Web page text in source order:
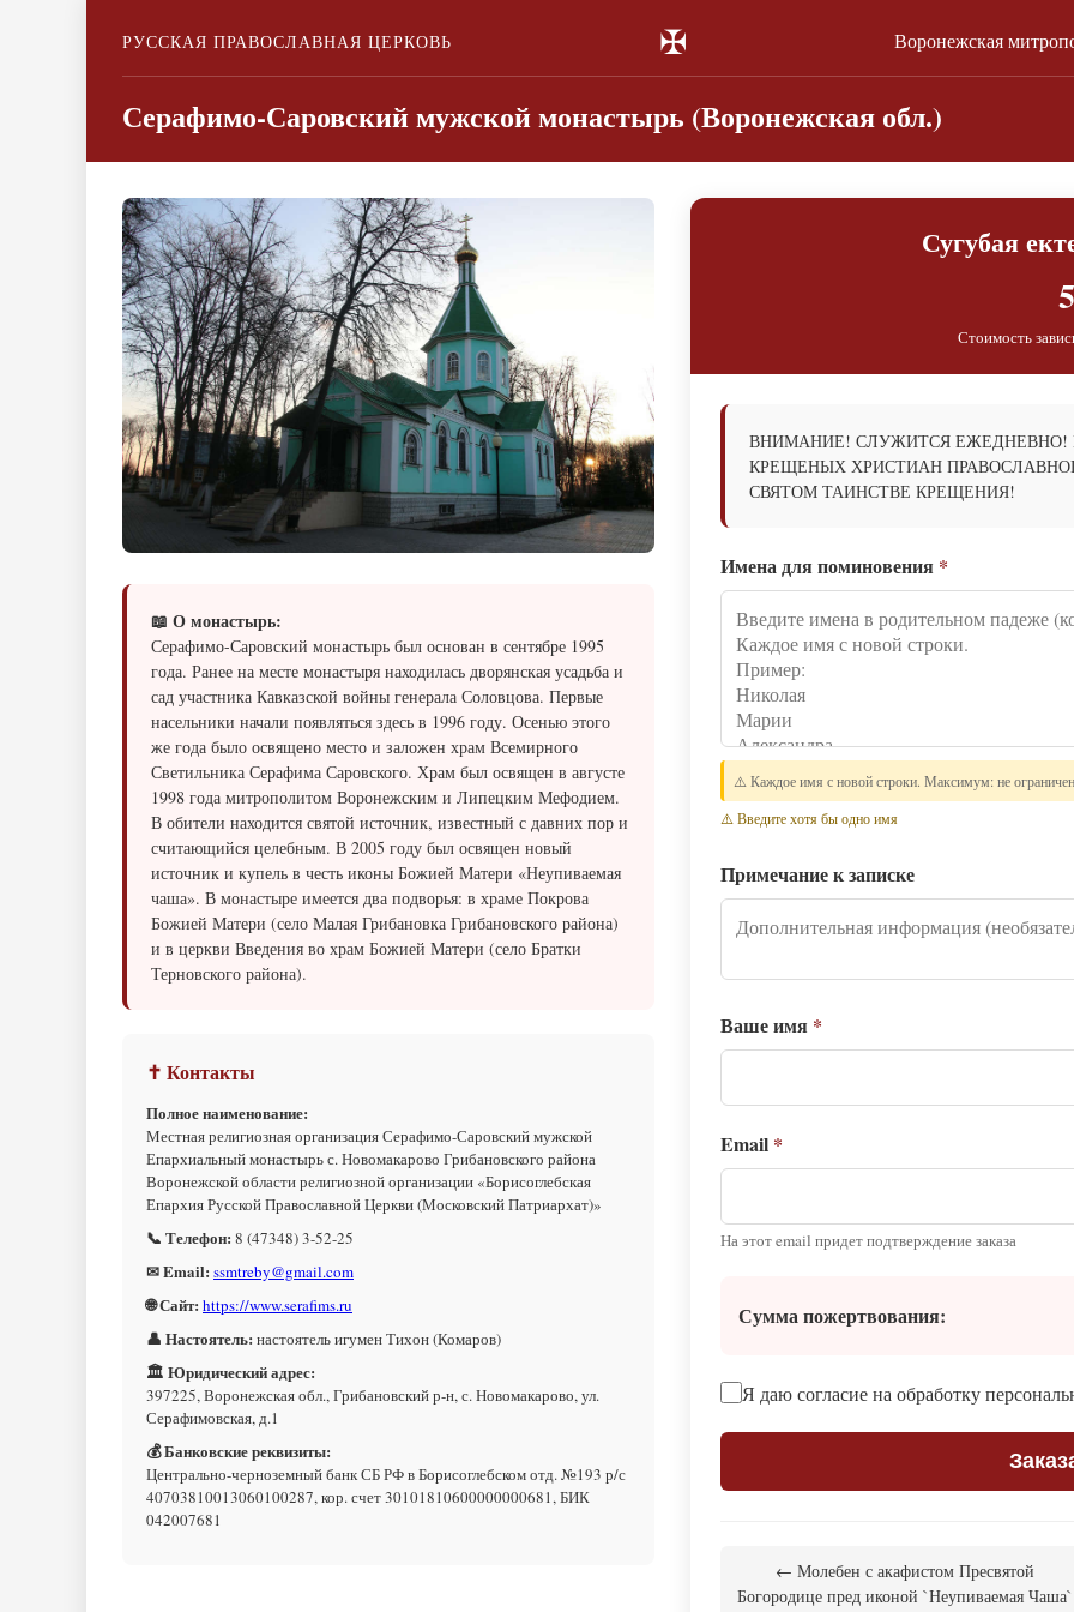
РУССКАЯ ПРАВОСЛАВНАЯ ЦЕРКОВЬ ✠ Воронежская
Серафимо-Саровский мужской монастырь (Воронежская обл.)
📖 О монастырь:
Серафимо-Саровский монастырь был основан в сентябре 1995
года. Ранее на месте монастыря находилась дворянская усадьба и
сад участника Кавказской войны генерала Соловцова. Первые
насельники начали появляться здесь в 1996 году. Осенью этого
же года было освящено место и заложен храм Всемирного
Светильника Серафима Саровского. Храм был освящен в августе
1998 года митрополитом Воронежским и Липецким Мефодием.
В обители находится святой источник, известный с давних пор и
считающийся целебным. В 2005 году был освящен новый
источник и купель в честь иконы Божией Матери «Неупиваемая
чаша». В монастыре имеется два подворья: в храме Покрова
Божией Матери (село Малая Грибановка Грибановского района)
и в церкви Введения во храм Божией Матери (село Братки
Терновского района).
✝ Контакты
Полное наименование:
Местная религиозная организация Серафимо-Саровский мужской
Епархиальный монастырь с. Новомакарово Грибановского района
Воронежской области религиозной организации «Борисоглебская
Епархия Русской Православной Церкви (Московский Патриархат)»
📞 Телефон: 8 (47348) 3-52-25
✉ Email: ssmtreby@gmail.com
🌐 Сайт: https://www.serafims.ru
👤 Настоятель: настоятель игумен Тихон (Комаров)
🏛 Юридический адрес:
397225, Воронежская обл., Грибановский р-н, с. Новомакарово, ул.
Серафимовская, д.1
💰 Банковские реквизиты:
Центрально-черноземный банк СБ РФ в Борисоглебском отд. №193 р/с
40703810013060100287, кор. счет 30101810600000000681, БИК
042007681
Сугубая
Стоимость
ВНИМАНИЕ! СЛУЖИТСЯ
КРЕЩЕНЫХ ХРИСТИАН
СВЯТОМ ТАИНСТВЕ КРЕЩЕНИЯ!
Имена для поминовения *
⚠️ Каждое имя с новой строки. Максимум: не
⚠️ Введите хотя бы одно имя
Примечание к записке
Ваше имя *
Email *
На этот email придет подтверждение заказа
Сумма пожертвования:
Я даю согласие на обработку
← Молебен с акафистом Пресвятой
Богородице пред иконой `Неупиваемая Чаша`